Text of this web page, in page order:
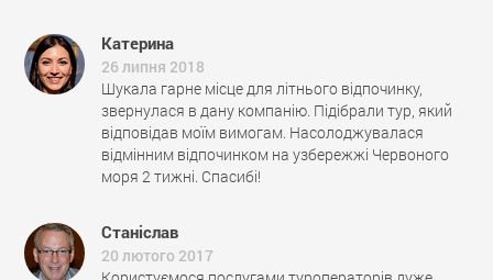
Катерина
26 липня 2018
Шукала гарне місце для літнього відпочинку,
звернулася в дану компанію. Підібрали тур, який
відповідав моїм вимогам. Насолоджувалася
відмінним відпочинком на узбережжі Червоного
моря 2 тижні. Спасибі!
Станіслав
20 лютого 2017